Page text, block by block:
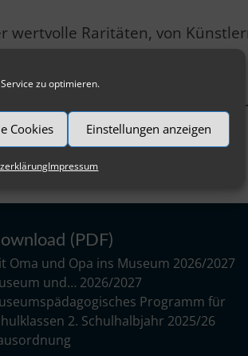
zu optimieren.
Cookies Einstellungen anzeigen
Impressum
Raritäten, von
werden.
Mensenkamp für die
(PDF)
Oma und Opa ins Museum 2026/2027
und… 2026/2027
Programm für
2. Schulhalbjahr 2025/26